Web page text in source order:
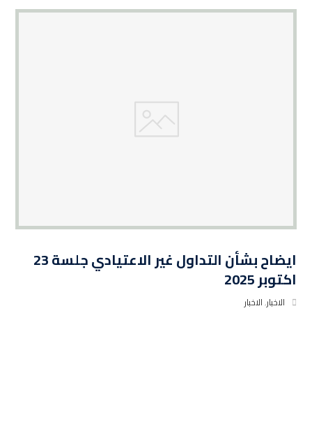
ايضاح بشأن التداول غير الاعتيادي جلسة 23
اكتوبر 2025
الاخبار,الاخبار